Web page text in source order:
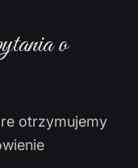
o
otrzymujemy